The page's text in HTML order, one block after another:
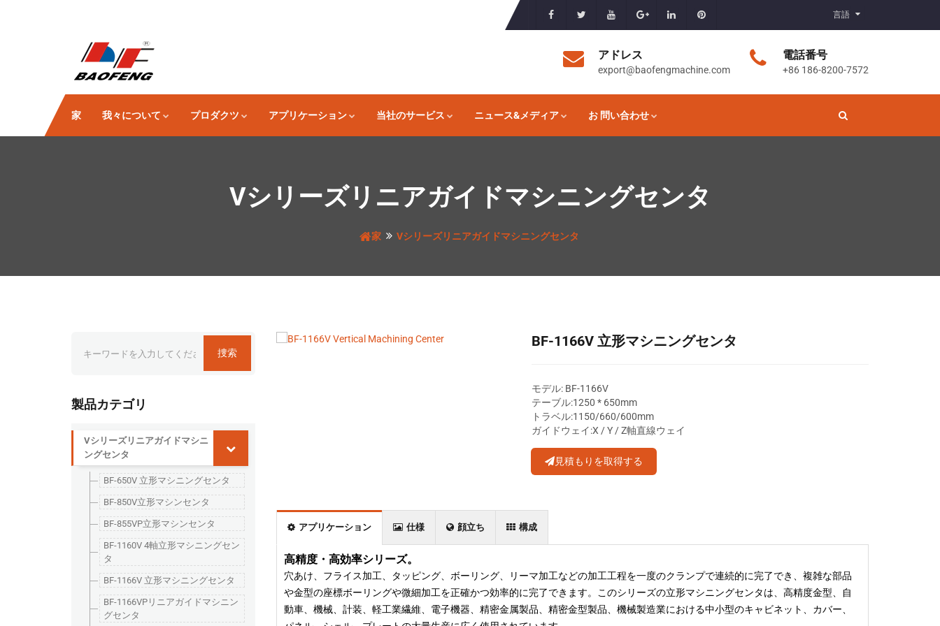
言語
アドレス
export@baofengmachine.com
電話番号
+86 186-8200-7572
家 我々について プロダクツ アプリケーション 当社のサービス ニュース&メディア お 問い合わせ
Vシリーズリニアガイドマシニングセンタ
家 Vシリーズリニアガイドマシニングセンタ
BF-1166V 立形マシニングセンタ
モデル: BF-1166V
テーブル:1250 * 650mm
トラベル:1150/660/600mm
ガイドウェイ:X / Y / Z軸直線ウェイ
見積もりを取得する
アプリケーション 仕様 顔立ち 構成
高精度・高効率シリーズ。
穴あけ、フライス加工、タッピング、ボーリング、リーマ加工などの加工工程を一度のクランプで連続的に完了でき、複雑な部品
や金型の座標ボーリングや微細加工を正確かつ効率的に完了できます。このシリーズの立形マシニングセンタは、高精度金型、自
動車、機械、計装、軽工業繊維、電子機器、精密金属製品、精密金型製品、機械製造業における中小型のキャビネット、カバー、
捜索
製品カテゴリ
Vシリーズリニアガイドマシニ
ングセンタ
BF-650V 立形マシニングセンタ
BF-850V立形マシンセンタ
BF-855VP立形マシンセンタ
BF-1160V 4軸立形マシニングセン
タ
BF-1166V 立形マシニングセンタ
BF-1166VPリニアガイドマシニン
グセンタ